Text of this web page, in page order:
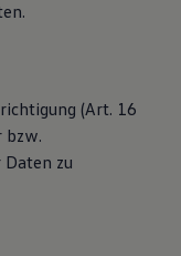
(Art. 16
bzw.
zu